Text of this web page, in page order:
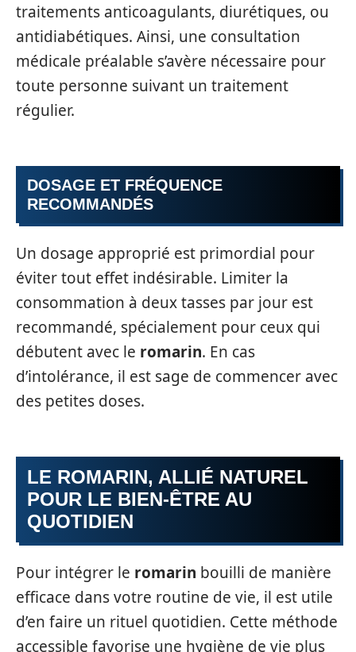
traitements anticoagulants, diurétiques, ou
antidiabétiques. Ainsi, une consultation
médicale préalable s’avère nécessaire pour
toute personne suivant un traitement
régulier.
DOSAGE ET FRÉQUENCE
RECOMMANDÉS
Un dosage approprié est primordial pour
éviter tout effet indésirable. Limiter la
consommation à deux tasses par jour est
recommandé, spécialement pour ceux qui
débutent avec le romarin. En cas
d’intolérance, il est sage de commencer avec
des petites doses.
LE ROMARIN, ALLIÉ NATUREL
POUR LE BIEN-ÊTRE AU
QUOTIDIEN
Pour intégrer le romarin bouilli de manière
efficace dans votre routine de vie, il est utile
d’en faire un rituel quotidien. Cette méthode
accessible favorise une hygiène de vie plus